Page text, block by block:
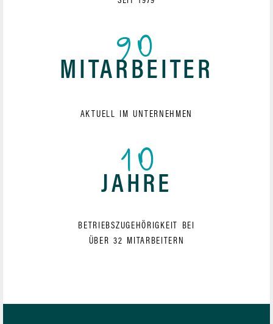
90
MITARBEITER
AKTUELL IM UNTERNEHMEN
10
JAHRE
BETRIEBSZUGEHÖRIGKEIT BEI
ÜBER 32 MITARBEITERN